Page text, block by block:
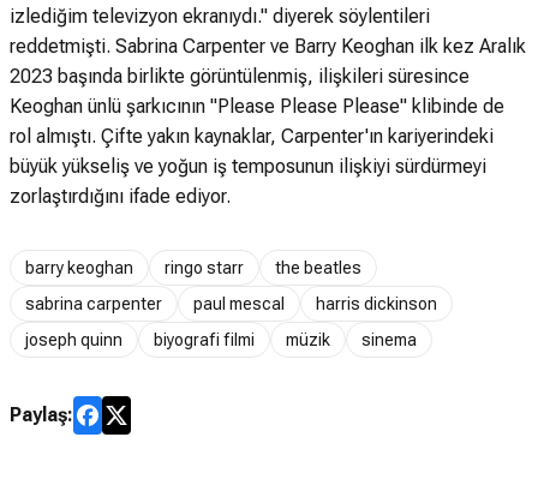
izlediğim televizyon ekranıydı." diyerek söylentileri
reddetmişti. Sabrina Carpenter ve Barry Keoghan ilk kez Aralık
2023 başında birlikte görüntülenmiş, ilişkileri süresince
Keoghan ünlü şarkıcının "Please Please Please" klibinde de
rol almıştı. Çifte yakın kaynaklar, Carpenter'ın kariyerindeki
büyük yükseliş ve yoğun iş temposunun ilişkiyi sürdürmeyi
zorlaştırdığını ifade ediyor.
barry keoghan ringo starr
the beatles
sabrina carpenter
paul mescal
harris dickinson
joseph quinn
biyografi filmi müzik sinema
Paylaş: